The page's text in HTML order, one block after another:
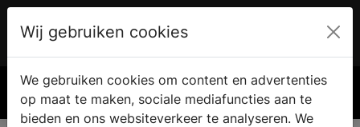
€ 0.00
Wij gebruiken cookies
We gebruiken cookies om content en advertenties
op maat te maken, sociale mediafuncties aan te
bieden en ons websiteverkeer te analyseren. We